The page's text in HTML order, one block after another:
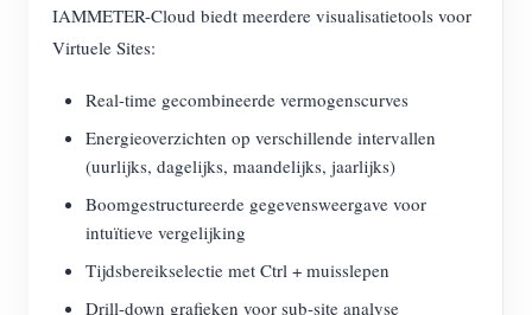
IAMMETER-Cloud biedt meerdere visualisatietools voor
Virtuele Sites:
Real-time gecombineerde vermogenscurves
Energieoverzichten op verschillende intervallen
(uurlijks, dagelijks, maandelijks, jaarlijks)
Boomgestructureerde gegevensweergave voor
intuïtieve vergelijking
Tijdsbereikselectie met Ctrl + muisslepen
Drill-down grafieken voor sub-site analyse